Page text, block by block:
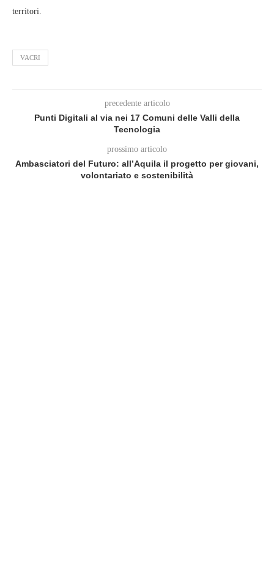
territori.
VACRI
precedente articolo
Punti Digitali al via nei 17 Comuni delle Valli della
Tecnologia
prossimo articolo
Ambasciatori del Futuro: all’Aquila il progetto per giovani,
volontariato e sostenibilità